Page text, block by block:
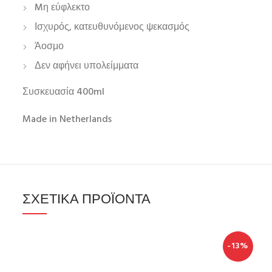
Mη εύφλεκτο
Ισχυρός, κατευθυνόμενος ψεκασμός
Άοσμο
Δεν αφήνει υπολείμματα
Συσκευασία 400ml
Made in Netherlands
ΣΧΕΤΙΚΆ ΠΡΟΪΌΝΤΑ
-13%